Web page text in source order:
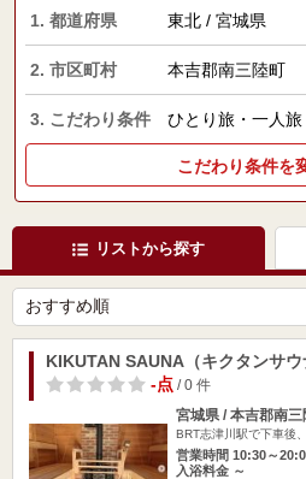
1. 都道府県 東北 / 宮城県
2. 市区町村 本吉郡南三陸町
3. こだわり条件 ひとり旅・一人旅
こだわり条件を
リストから探す
KIKUTAN SAUNA（キクタンサウ
-点/ 0 件
宮城県 / 本吉郡南三
BRT志津川駅で下車後
営業時間 10:30～
入浴料金 ～